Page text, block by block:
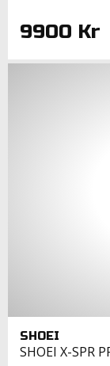
9900 Kr
SHOEI
SHOEI X-SPR